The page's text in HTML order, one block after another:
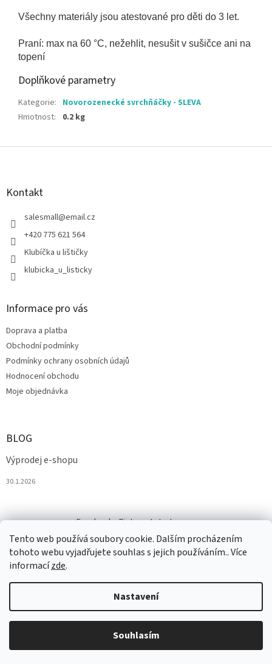
Tento web používá soubory cookie. Dalším procházením
tohoto webu vyjadřujete souhlas s jejich používáním.. Více
informacízde.
Nastavení
Souhlasím
Všechny materiály jsou atestované pro děti do 3 let.
Praní: max na 60 °C, nežehlit, nesušit v sušičce ani na
topení
Doplňkové parametry
Kategorie: Novorozenecké svrchňáčky - SLEVA
Hmotnost: 0.2 kg
Z
Kontakt
salesmall@email.cz
+420 775 621 564
Klubíčka u lištičky
klubicka_u_listicky
Informace pro vás
Doprava a platba
Obchodní podmínky
Podmínky ochrany osobních údajů
Hodnocení obchodu
Moje objednávka
BLOG
Výprodej e-shopu
30.1.2026
Facebook Pinterest Instagram
Vytvořil Shoptet
Salesmall.cz. Všechna práva vyhrazena.